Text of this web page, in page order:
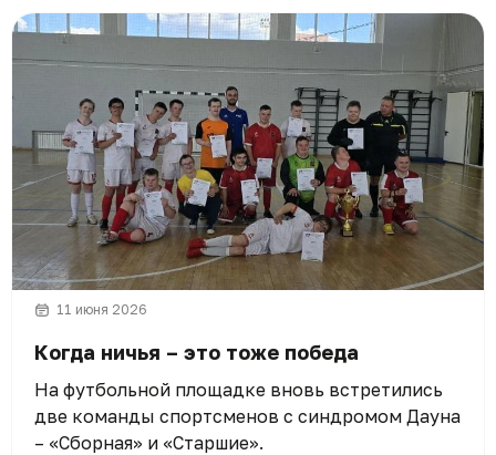
11 июня 2026
Когда ничья – это тоже победа
На футбольной площадке вновь встретились
две команды спортсменов с синдромом Дауна
– «Сборная» и «Старшие».